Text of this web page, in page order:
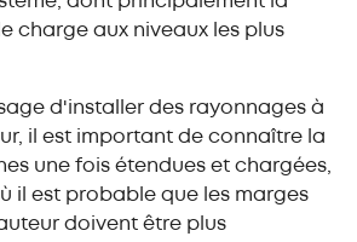
charge aux niveaux les plus
d'installer des rayonnages à
il est important de connaître la
une fois étendues et chargées,
il est probable que les marges
doivent être plus